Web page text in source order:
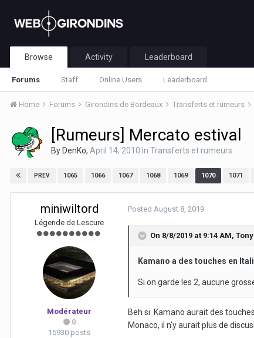
Browse
Forums Staff Online Users Leaderboard
Activity Leaderboard
Home Forums Girondins de Bordeaux Transferts et rumeurs
[Rumeurs] Mercato estival
By DenKo, April 14, 2010 in Transferts et rumeurs
PREV 1065 1066 1067 1068 1069 1070 1071
miniwiltord
Légende de Lescure
Modérateur
0
15930 posts
Posted August 8, 2019
On 8/8/2019 at 9:14 AM,
Kamano a des touches en
Si on garde les 2, aucune
Beh si. Kamano aurait des
Monaco, il n'y aurait plus de